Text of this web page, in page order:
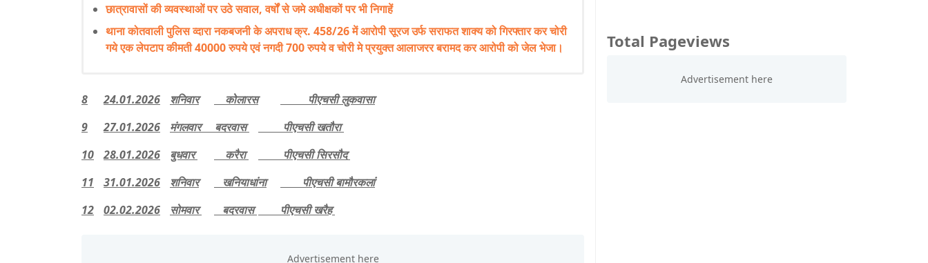
छात्रावासों की व्यवस्थाओं पर उठे सवाल, वर्षों से जमे अधीक्षकों पर भी निगाहें
थाना कोतवाली पुलिस व्दारा नकबजनी के अपराध क्र. 458/26 में आरोपी सूरज उर्फ सराफत शाक्य को गिरफ्तार कर चोरी
गये एक लेपटाप कीमती 40000 रुपये एवं नगदी 700 रुपये व चोरी मे प्रयुक्त आलाजरर बरामद कर आरोपी को जेल भेजा।
8 24.01.2026 शनिवार कोलारस
पीएचसी लुकवासा
9
27.01.2026 मंगलवार बदरवास
पीएचसी खतौरा
10
28.01.2026 बुधवार करैरा
पीएचसी सिरसौद
11
31.01.2026 शनिवार खनियाधांना
पीएचसी बामौरकलां
12
02.02.2026 सोमवार बदरवास पीएचसी खरैह
Total Pageviews